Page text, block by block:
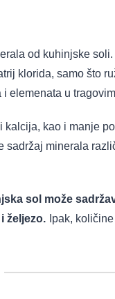
od kuhinjske
klorida, samo što
elemenata u
kao i manje
sadržaj minerala
sol može
željezo. Ipak,